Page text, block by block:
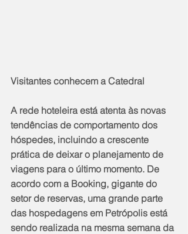
Visitantes conhecem a Catedral
A rede hoteleira está atenta às novas
tendências de comportamento dos
hóspedes, incluindo a crescente
prática de deixar o planejamento de
viagens para o último momento. De
acordo com a Booking, gigante do
setor de reservas, uma grande parte
das hospedagens em Petrópolis está
sendo realizada na mesma semana da